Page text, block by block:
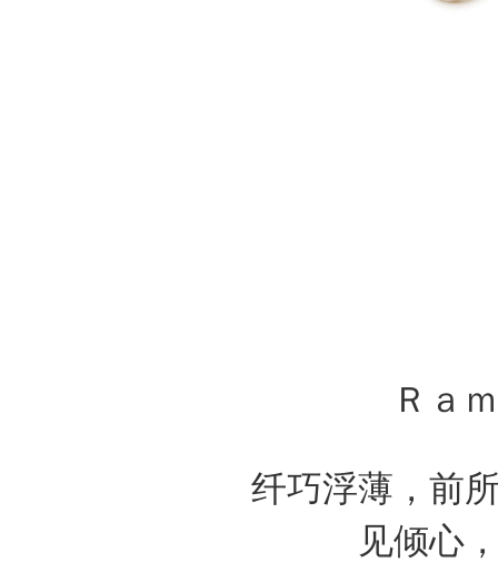
Ｒａ
纤巧浮薄，前
见倾心